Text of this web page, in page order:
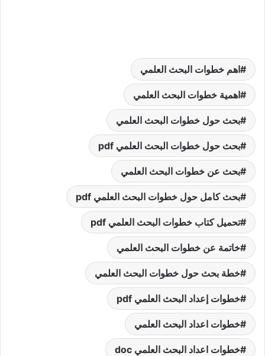
اهم خطوات البحث العلمي
اهمية خطوات البحث العلمي
بحث حول خطوات البحث العلمي
بحث حول خطوات البحث العلمي pdf
بحث عن خطوات البحث العلمي
بحث كامل حول خطوات البحث العلمي pdf
تحميل كتاب خطوات البحث العلمي pdf
خاتمة عن خطوات البحث العلمي
خطة بحث حول خطوات البحث العلمي
خطوات إعداد البحث العلمي pdf
خطوات اعداد البحث العلمي
خطوات اعداد البحث العلمي doc